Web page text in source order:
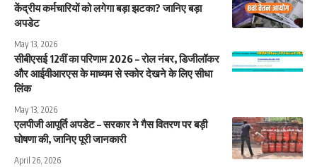
केंद्रीय कर्मचारियों को लगेगा बड़ा झटका? जानिए बड़ा
अपडेट
May 13, 2026
सीबीएसई 12वीं का परिणाम 2026 – रोल नंबर, डिजीलॉकर
और आईवीआरएस के माध्यम से स्कोर देखने के लिए सीधा
लिंक
May 13, 2026
एलपीजी आपूर्ति अपडेट – सरकार ने गैस वितरण पर बड़ी
घोषणा की, जानिए पूरी जानकारी
April 26, 2026